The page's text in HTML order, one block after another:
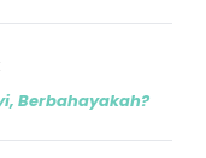
Berbahayakah?